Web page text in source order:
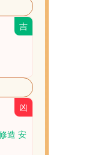
吉
造 安
凶